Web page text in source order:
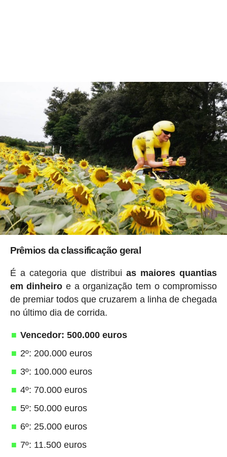
Prêmios da classificação geral
É a categoria que distribui as maiores quantias
em dinheiro e a organização tem o compromisso
de premiar todos que cruzarem a linha de chegada
no último dia de corrida.
Vencedor: 500.000 euros
2º: 200.000 euros
3º: 100.000 euros
4º: 70.000 euros
5º: 50.000 euros
6º: 25.000 euros
7º: 11.500 euros